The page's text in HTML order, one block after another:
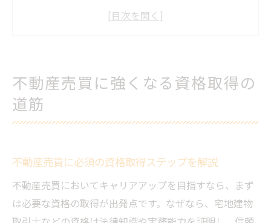
不動産売買で役立つ学び方と独学のコツ
訣
える影響
不動産売買で広がる資格の活かし方実例紹
介
広島県の不動産売買現場で役立つ資格知識
不動産売買に強くなる資格取得の
道筋
不動産売買に必須の資格取得ステップを解説
不動産売買においてキャリアアップを目指すなら、まず
は必要な資格の取得が出発点です。なぜなら、宅地建物